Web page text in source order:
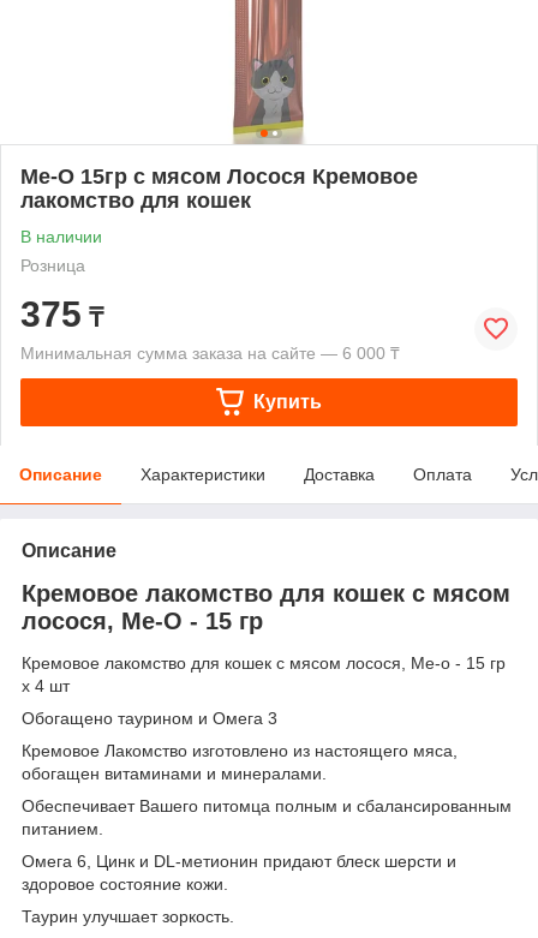
Me-О 15гр с мясом Лосося Кремовое
лакомство для кошек
В наличии
Розница
375 ₸
Минимальная сумма заказа на сайте — 6 000 ₸
Купить
Описание Характеристики Доставка Оплата
Описание
Кремовое лакомство для кошек с мясом
лосося, Me-O - 15 гр
Кремовое лакомство для кошек с мясом лосося, Me-o - 15 гр
х 4 шт
Обогащено таурином и Омега 3
Кремовое Лакомство изготовлено из настоящего мяса,
обогащен витаминами и минералами.
Обеспечивает Вашего питомца полным и сбалансированным
питанием.
Омега 6, Цинк и DL-метионин придают блеск шерсти и
здоровое состояние кожи.
Таурин улучшает зоркость.